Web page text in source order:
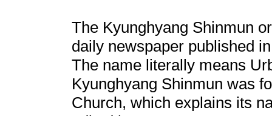
The Kyunghyang Shinmun
daily newspaper published
The name literally means
Kyunghyang Shinmun was
Church, which explains its